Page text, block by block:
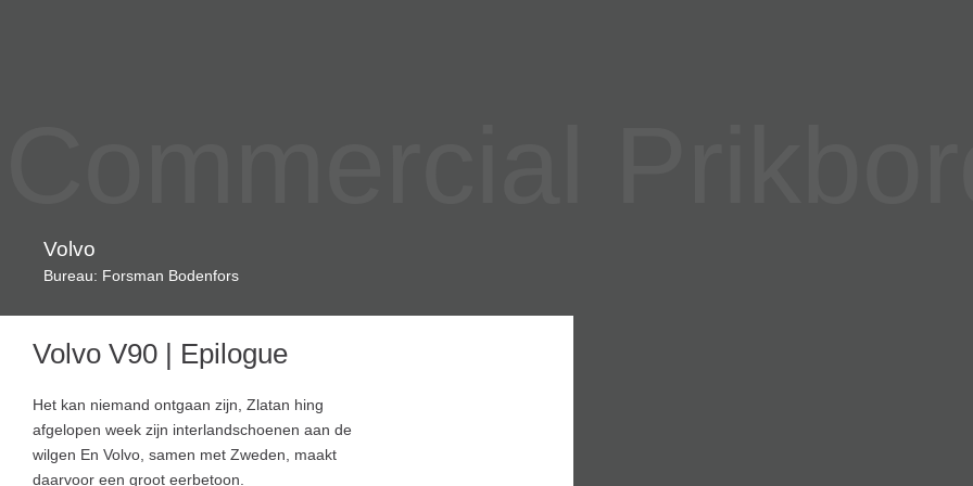
Volvo
Bureau: Forsman Bodenfors
Volvo V90 | Epilogue
Het kan niemand ontgaan zijn, Zlatan hing
afgelopen week zijn interlandschoenen aan de
wilgen En Volvo, samen met Zweden, maakt
daarvoor een groot eerbetoon.